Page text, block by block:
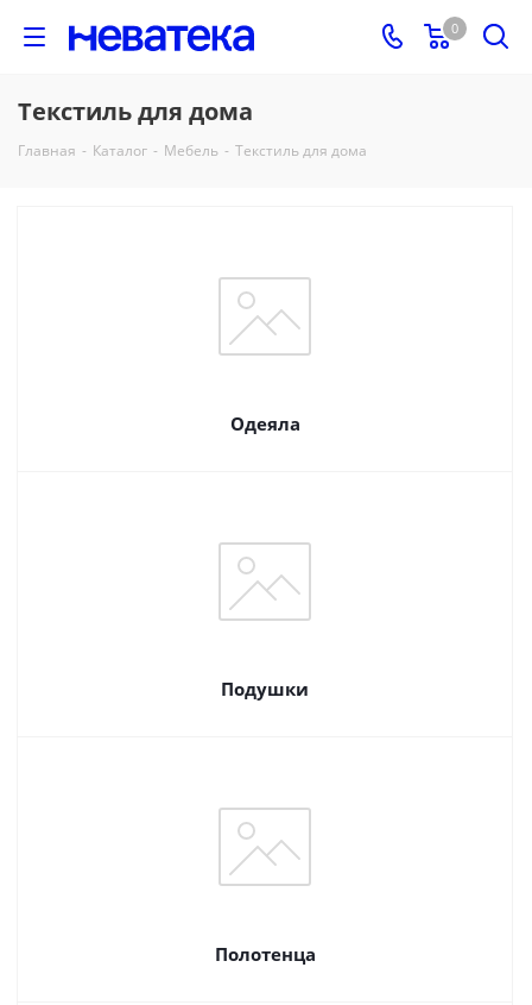
0
Текстиль для дома
Главная - Каталог - Мебель - Текстиль для дома
Одеяла
Подушки
Полотенца